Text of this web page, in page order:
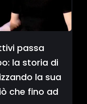
passa
la storia di
la sua
che fino ad